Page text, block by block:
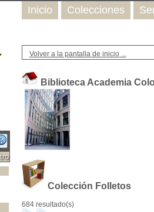
Volver a la pantalla de inicio ...
Biblioteca Academia
Colección Folletos
684 resultado(s)
Inicio Colecciones